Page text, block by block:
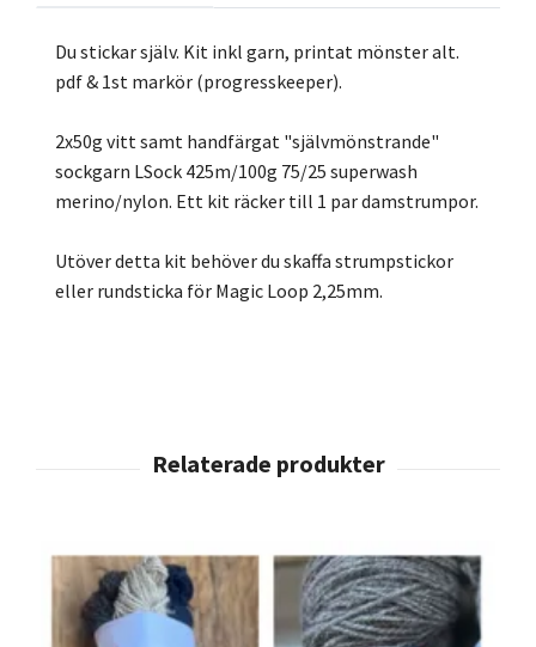
Du stickar själv. Kit inkl garn, printat mönster alt.
pdf & 1st markör (progresskeeper).
2x50g vitt samt handfärgat "självmönstrande"
sockgarn LSock 425m/100g 75/25 superwash
merino/nylon. Ett kit räcker till 1 par damstrumpor.
Utöver detta kit behöver du skaffa strumpstickor
eller rundsticka för Magic Loop 2,25mm.